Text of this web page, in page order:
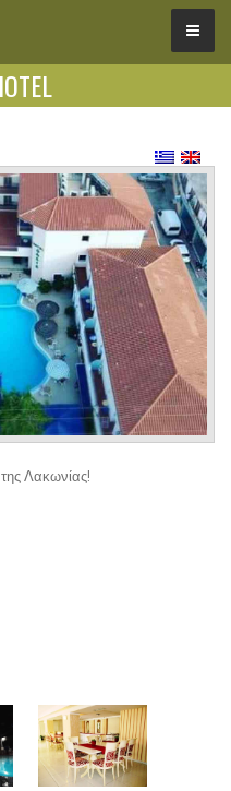
Λακωνίας!